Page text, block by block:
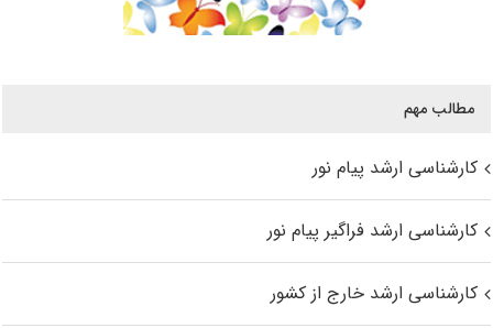
مطالب مهم
کارشناسی ارشد پیام نور
کارشناسی ارشد فراگیر پیام نور
کارشناسی ارشد خارج از کشور